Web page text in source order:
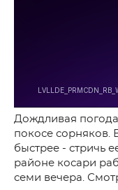
Дождливая
покосе сорняков.
быстрее - стричь
районе косари
семи вечера.